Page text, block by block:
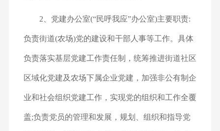
2、党建办公室(“民呼我应”办公室)主要职责:
负责街道(农场)党的建设和干部人事等工作。具体
负责落实基层党建工作责任制，统筹推进街道社区
区域化党建及农场下属企业党建，加强非公有制企
业和社会组织党建工作，实现党的组织和工作全覆
盖;负责党员的管理和发展，规划、组织和指导党